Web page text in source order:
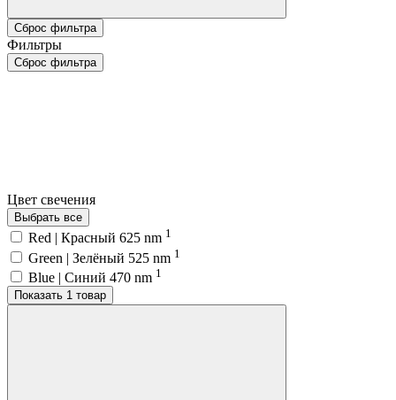
Сброс фильтра
Фильтры
Сброс фильтра
Цвет свечения
Выбрать все
Red | Красный 625 nm 1
Green | Зелёный 525 nm 1
Blue | Синий 470 nm 1
Показать 1 товар